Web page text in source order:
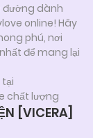
đường dành
online! Hãy
phú, nơi
để mang lại
tại
chất lượng
[VICERA]